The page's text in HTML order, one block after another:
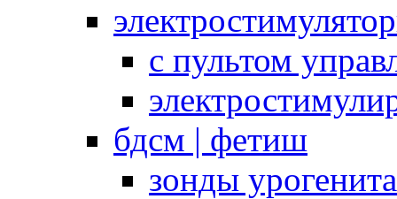
с пультом
бдсм | фетиш
зонды